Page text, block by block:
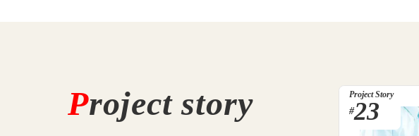
Project story Project Story
#23